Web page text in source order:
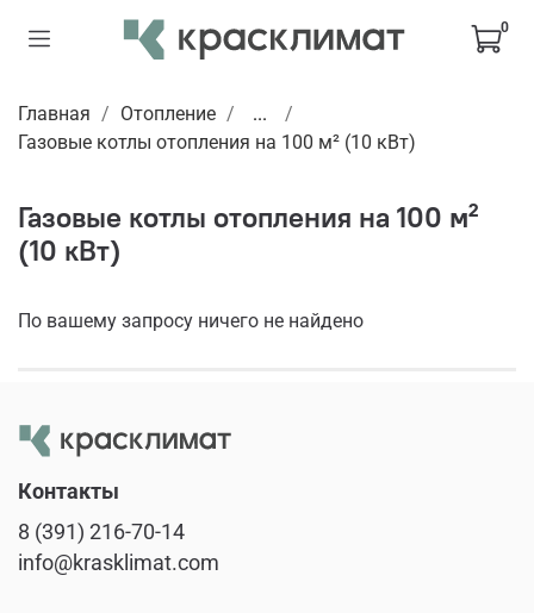
0
Главная Отопление
...
Газовые котлы отопления на 100 м² (10 кВт)
Газовые котлы отопления на 100 м²
(10 кВт)
По вашему запросу ничего не найдено
Контакты
8 (391) 216-70-14
info@krasklimat.com